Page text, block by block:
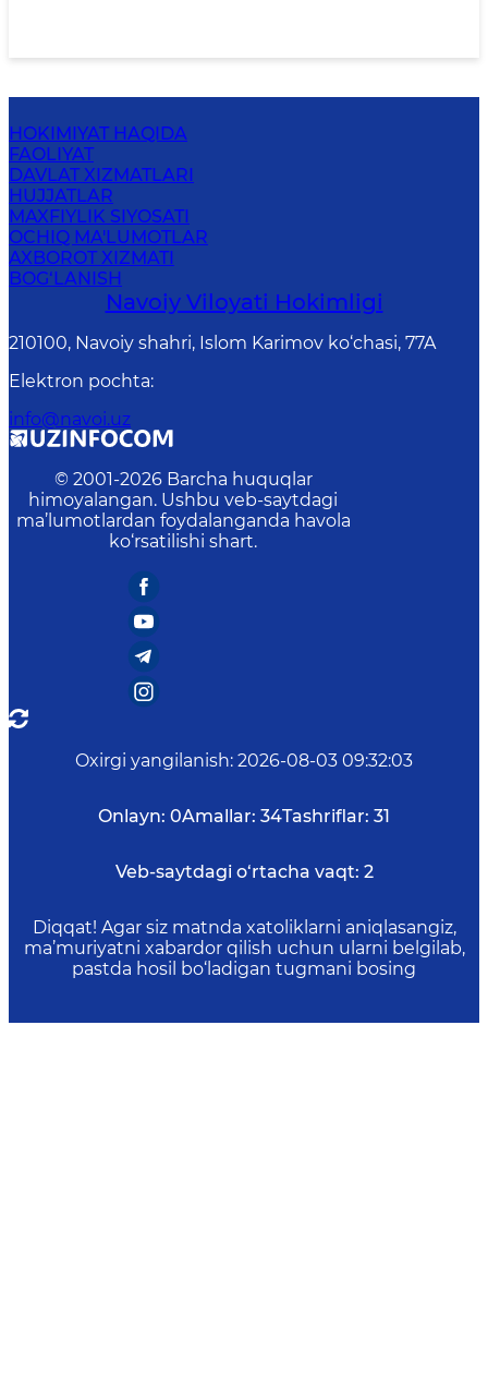
HOKIMIYAT HAQIDA
FAOLIYAT
DAVLAT XIZMATLARI
HUJJATLAR
MAXFIYLIK SIYOSATI
OCHIQ MA'LUMOTLAR
AXBOROT XIZMATI
BOG‘LANISH
Navoiy Vilоyati Hоkimligi
210100, Nаvоiy shаhri, Islom Karimov ko‘chаsi, 77A
Elektron pochta:
info@navoi.uz
© 2001-2026 Barcha huquqlar
himoyalangan. Ushbu veb-saytdagi
ma’lumotlardan foydalanganda havola
ko‘rsatilishi shart.
Oxirgi yangilanish: 2026-08-03 09:32:03
Onlayn: 0Amallar: 34Tashriflar: 31
Veb-saytdagi o‘rtacha vaqt: 2
Diqqat! Agar siz matnda xatoliklarni aniqlasangiz,
ma’muriyatni xabardor qilish uchun ularni belgilab,
pastda hosil bo‘ladigan tugmani bosing